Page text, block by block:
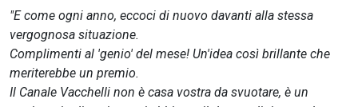
"E come ogni anno, eccoci di nuovo davanti alla stessa
vergognosa situazione.
Complimenti al 'genio' del mese! Un'idea così brillante che
meriterebbe un premio.
Il Canale Vacchelli non è casa vostra da svuotare, è un